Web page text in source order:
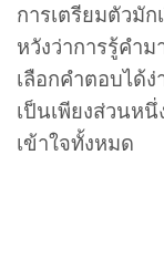
การเตรียมตัวมั
หวังว่าการรู้คำ
เลือกคำตอบได้
เป็นเพียงส่วนห
เข้าใจทั้งหมด